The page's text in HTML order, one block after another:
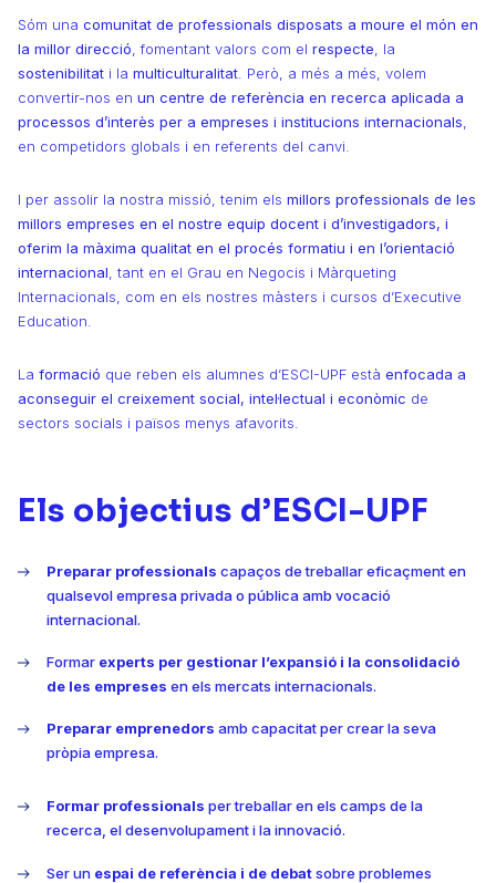
Sóm una comunitat de professionals disposats a moure el món en
la millor direcció , fomentant valors com el respecte , la
sostenibilitat i la multiculturalitat . Però, a més a més, volem
convertir-nos en un centre de referència en recerca aplicada a
processos d’interès per a empreses i institucions internacionals
en competidors globals i en referents del canvi.
I per assolir la nostra missió, tenim els millors professionals de les
millors empreses en el nostre equip docent i d’investigadors, i
oferim la màxima qualitat en el procés formatiu i en l’orientació
internacional , tant en el Grau en Negocis i Màrqueting
Internacionals, com en els nostres màsters i cursos d’Executive
Education.
La formació que reben els alumnes d’ESCI-UPF està enfocada a
aconseguir el creixement social, intel·lectual i econòmic de
sectors socials i països menys afavorits.
Els objectius d’ESCI-UPF
Preparar professionals capaços de treballar eficaçment en
qualsevol empresa privada o pública amb vocació
internacional.
Formar experts per gestionar l’expansió i la consolidació
de les empreses en els mercats internacionals.
Preparar emprenedors amb capacitat per crear la seva
pròpia empresa.
Formar professionals per treballar en els camps de la
recerca, el desenvolupament i la innovació.
Ser un espai de referència i de debatsobre problemes